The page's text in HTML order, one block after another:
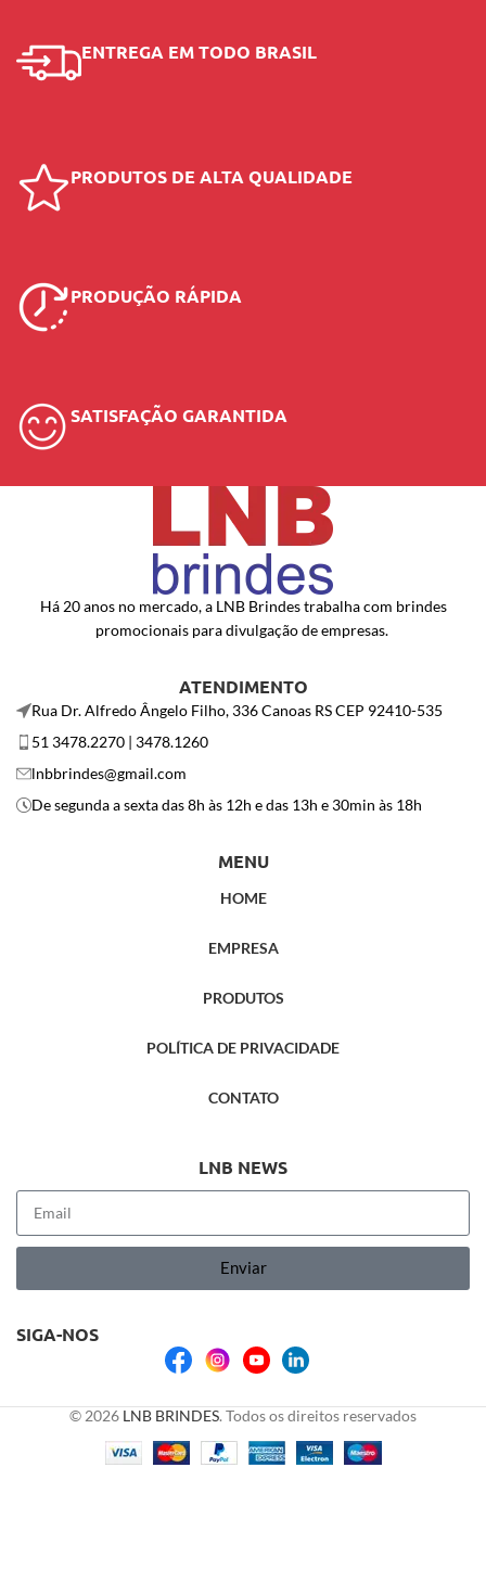
ENTREGA EM TODO BRASIL
PRODUTOS DE ALTA QUALIDADE
PRODUÇÃO RÁPIDA
SATISFAÇÃO GARANTIDA
Há 20 anos no mercado, a LNB Brindes trabalha com brindes
promocionais para divulgação de empresas.
ATENDIMENTO
Rua Dr. Alfredo Ângelo Filho, 336 Canoas RS CEP 92410-535
51 3478.2270 | 3478.1260
lnbbrindes@gmail.com
De segunda a sexta das 8h às 12h e das 13h e 30min às 18h
MENU
HOME
EMPRESA
PRODUTOS
POLÍTICA DE PRIVACIDADE
CONTATO
LNB NEWS
Enviar
SIGA-NOS
© 2026 LNB BRINDES. Todos os direitos reservados